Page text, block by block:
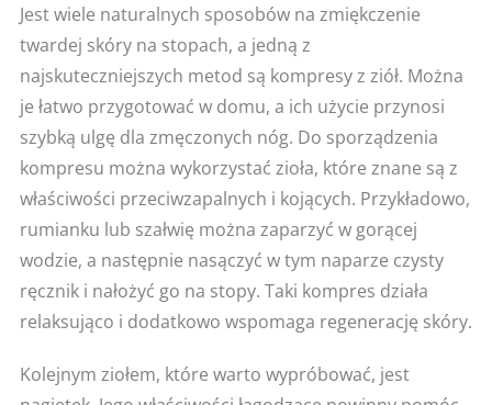
Jest wiele naturalnych sposobów na zmiękczenie
twardej skóry na stopach, a jedną z
najskuteczniejszych metod są kompresy z ziół. Można
je łatwo przygotować w domu, a ich użycie przynosi
szybką ulgę dla zmęczonych nóg. Do sporządzenia
kompresu można wykorzystać zioła, które znane są z
właściwości przeciwzapalnych i kojących. Przykładowo,
rumianku lub szałwię można zaparzyć w gorącej
wodzie, a następnie nasączyć w tym naparze czysty
ręcznik i nałożyć go na stopy. Taki kompres działa
relaksująco i dodatkowo wspomaga regenerację skóry.
Kolejnym ziołem, które warto wypróbować, jest